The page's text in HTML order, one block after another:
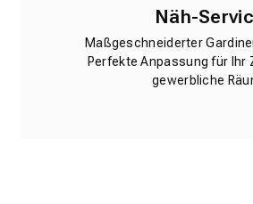
Näh-
Maßgeschneiderter
Perfekte Anpassung für Ihr
gewerbliche